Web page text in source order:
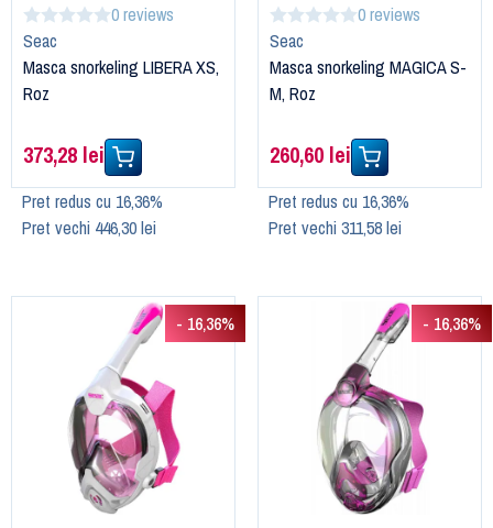
0 reviews
Seac
Masca snorkeling LIBERA XS,
Roz
373,28 lei
Pret redus cu 16,36%
Pret vechi 446,30 lei
0 reviews
Seac
Masca snorkeling MAGICA S-
M, Roz
260,60 lei
Pret redus cu 16,36%
Pret vechi 311,58 lei
- 16,36% - 16,36%